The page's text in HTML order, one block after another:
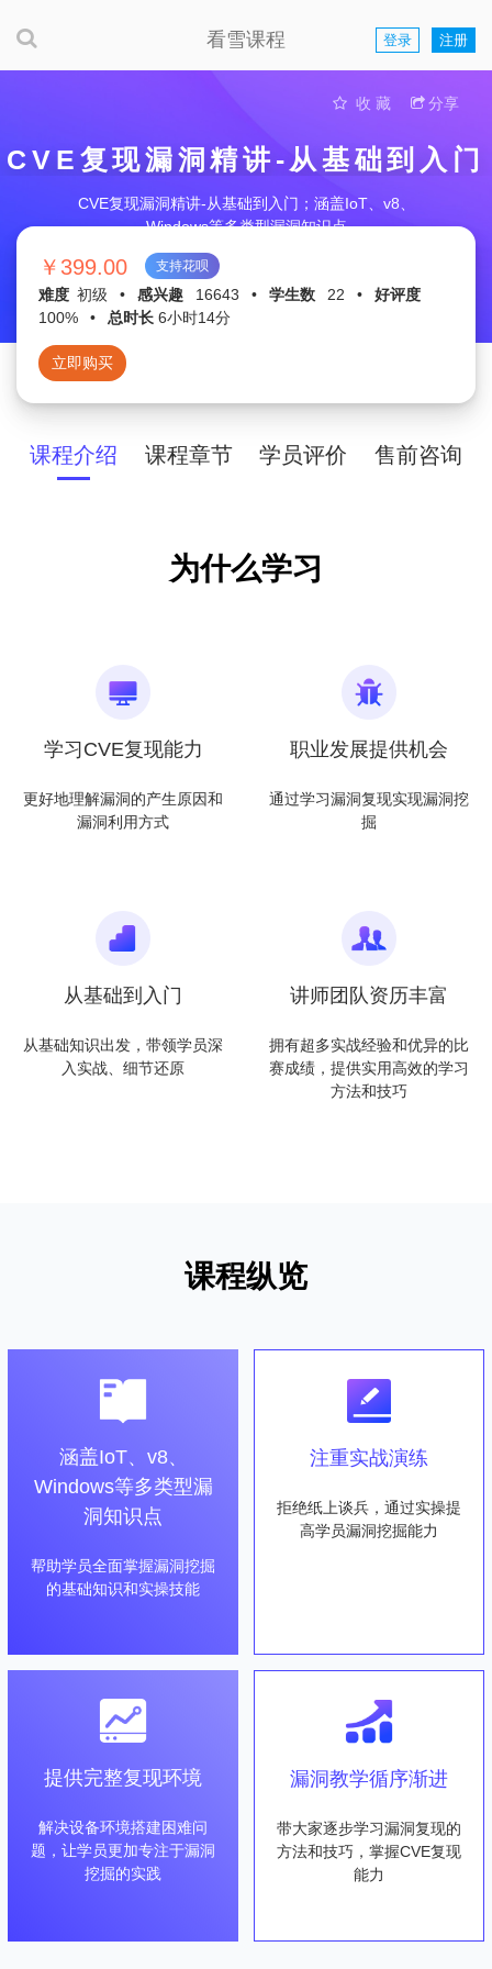
看雪课程 登录 注册
收 藏 分享
CVE复现漏洞精讲-从基础到入门
CVE复现漏洞精讲-从基础到入门；涵盖IoT、v8、
Windows等多类型漏洞知识点
￥399.00 支持花呗
难度 初级 • 感兴趣 16643 • 学生数 22 •
好评度
100%
• 总时长 6小时14分
立即购买
课程介绍 课程章节 学员评价 售前咨询
学习CVE复现能力
更好地理解漏洞的产生原因和
漏洞利用方式
职业发展提供机会
通过学习漏洞复现实现漏洞挖
掘
从基础到入门
从基础知识出发，带领学员深
入实战、细节还原
讲师团队资历丰富
拥有超多实战经验和优异的比
赛成绩，提供实用高效的学习
方法和技巧
课程纵览
涵盖IoT、v8、
Windows等多类型漏
洞知识点
帮助学员全面掌握漏洞挖掘
的基础知识和实操技能
注重实战演练
拒绝纸上谈兵，通过实操提
高学员漏洞挖掘能力
提供完整复现环境
解决设备环境搭建困难问
题，让学员更加专注于漏洞
挖掘的实践
漏洞教学循序渐进
带大家逐步学习漏洞复现的
方法和技巧，掌握CVE复现
能力